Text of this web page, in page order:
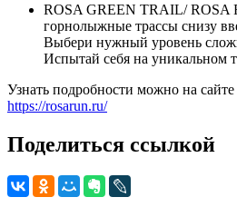
ROSA GREEN TRAIL/
горнолыжные трассы снизу
Выбери нужный уровень
Испытай себя на уникальном
Узнать подробности можно на сайте
https://rosarun.ru/
Поделиться ссылкой